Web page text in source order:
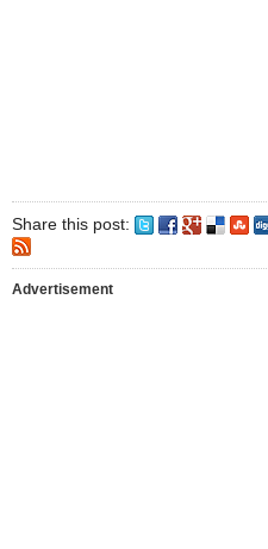
Share this post:
Advertisement